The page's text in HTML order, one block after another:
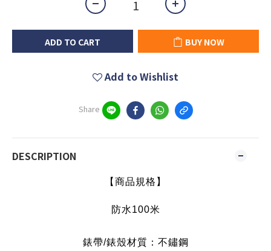
ADD TO CART BUY NOW
Add to Wishlist
Share
DESCRIPTION
【商品規格】
防水100米
錶帶/錶殼材質：不鏽鋼